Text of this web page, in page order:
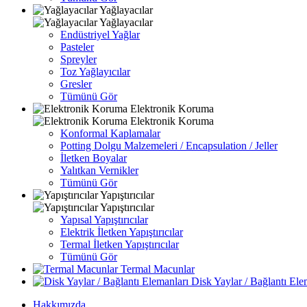
Yağlayacılar
Yağlayacılar
Endüstriyel Yağlar
Pasteler
Spreyler
Toz Yağlayıcılar
Gresler
Tümünü Gör
Elektronik Koruma
Elektronik Koruma
Konformal Kaplamalar
Potting Dolgu Malzemeleri / Encapsulation / Jeller
İletken Boyalar
Yalıtkan Vernikler
Tümünü Gör
Yapıştırıcılar
Yapıştırıcılar
Yapısal Yapıştırıcılar
Elektrik İletken Yapıştırıcılar
Termal İletken Yapıştırıcılar
Tümünü Gör
Termal Macunlar
Disk Yaylar / Bağlantı
Hakkımızda